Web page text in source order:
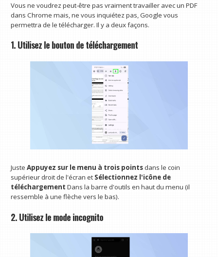
Vous ne voudrez peut-être pas vraiment travailler avec un PDF
dans Chrome mais, ne vous inquiétez pas, Google vous
permettra de le télécharger. Il y a deux façons.
1. Utilisez le bouton de téléchargement
JusteAppuyez sur le menu à trois pointsdans le coin
supérieur droit de l'écran et Sélectionnez l'icône de
téléchargement Dans la barre d'outils en haut du menu (il
ressemble à une flèche vers le bas).
2. Utilisez le mode incognito